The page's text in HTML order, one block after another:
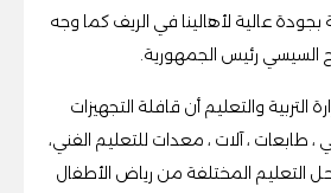
بجودة عالية لأهالينا في الريف كما وجه
السيسي رئيس الجمهورية.
والتعليم أن قافلة التجهيزات
طابعات ، آلات ، معدات للتعليم الفني،
التعليم المختلفة من رياض الأطفال